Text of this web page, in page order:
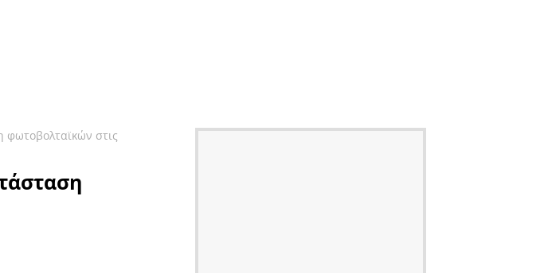
φωτοβολταϊκών στις